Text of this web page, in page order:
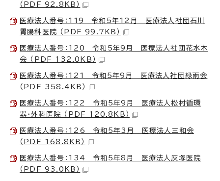
（PDF 92.8KB）
医療法人番号：119 令和5年12月 医療法人社団石川
胃腸科医院 （PDF 99.7KB）
医療法人番号：120 令和5年9月 医療法人社団花水木
会 （PDF 132.0KB）
医療法人番号：121 令和5年9月 医療法人社団緑雨会
（PDF 358.4KB）
医療法人番号：122 令和5年9月 医療法人松村循環
器・外科医院 （PDF 120.8KB）
医療法人番号：126 令和5年3月 医療法人三和会
（PDF 168.8KB）
医療法人番号：134 令和5年8月 医療法人灰塚医院
（PDF 93.0KB）